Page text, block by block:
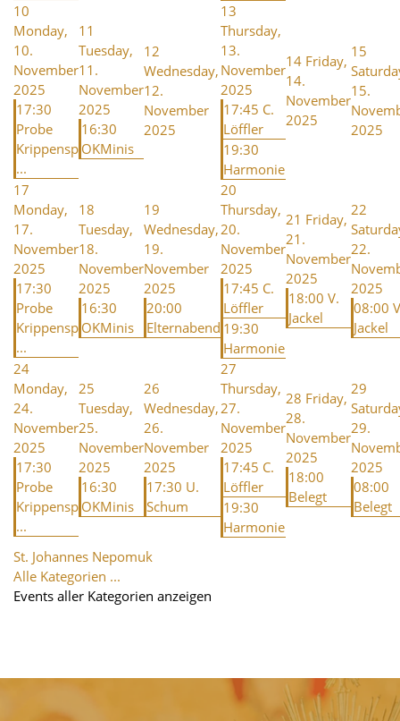
10
Monday,
10.
November
2025
17:30
Probe
Krippensp
...
11
Tuesday,
11.
November
2025
16:30
OKMinis
12
Wednesday,
12.
November
2025
13
Thursday,
13.
November
2025
17:45 C.
Löffler
19:30
Harmonie
14 Friday,
14.
November
2025
15
15.
2025
17
Monday,
17.
November
2025
17:30
Probe
Krippensp
...
18
Tuesday,
18.
November
2025
16:30
OKMinis
19
Wednesday,
19.
November
2025
20:00
Elternabend
20
Thursday,
20.
November
2025
17:45 C.
Löffler
19:30
Harmonie
21 Friday,
21.
November
2025
18:00 V.
Jackel
22
22.
2025
08:00
Jackel
24
Monday,
24.
November
2025
17:30
Probe
Krippensp
...
25
Tuesday,
25.
November
2025
16:30
OKMinis
26
Wednesday,
26.
November
2025
17:30 U.
Schum
27
Thursday,
27.
November
2025
17:45 C.
Löffler
19:30
Harmonie
28 Friday,
28.
November
2025
18:00
Belegt
29
29.
2025
08:00
Belegt
St. Johannes Nepomuk
Alle Kategorien ...
Events aller Kategorien anzeigen